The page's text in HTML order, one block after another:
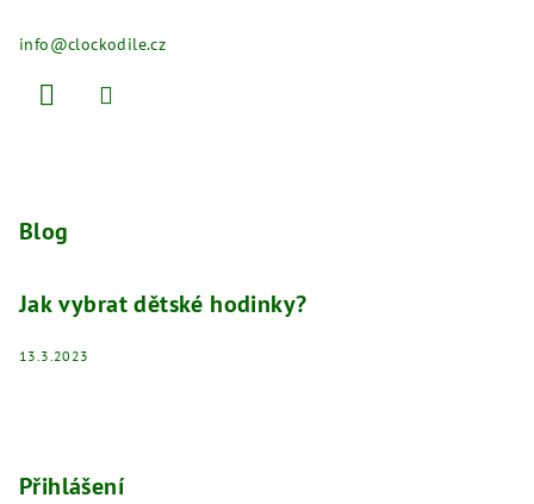
info@clockodile.cz
Blog
Jak vybrat dětské hodinky?
13.3.2023
Přihlášení